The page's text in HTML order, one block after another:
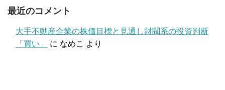
最近のコメント
大手不動産企業の株価目標と見通し財閥系の投資判断
「買い」
に なめこ より